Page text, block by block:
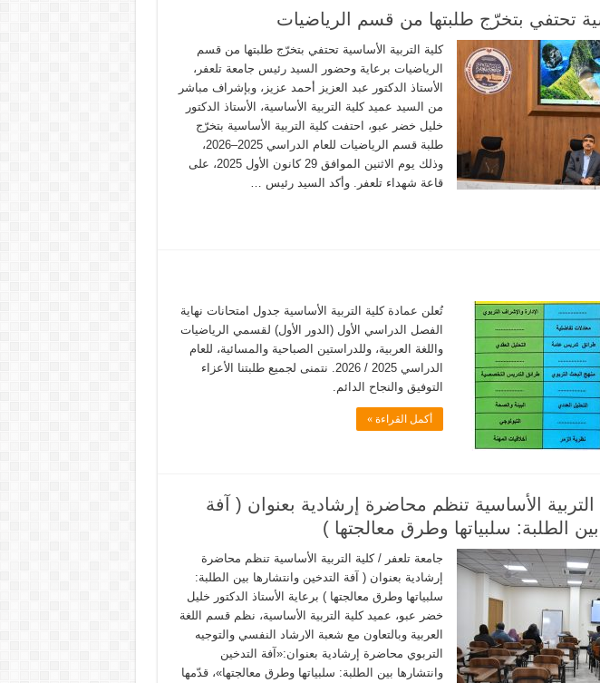
تحتفي بتخرّج طلبتها من قسم الرياضيات
كلية التربية الأساسية تحتفي بتخرّج طلبتها من قسم
الرياضيات برعاية وحضور السيد رئيس جامعة تلعفر،
الأستاذ الدكتور عبد العزيز أحمد عزيز، وبإشراف مباشر
من السيد عميد كلية التربية الأساسية، الأستاذ الدكتور
خليل خضر عبو، احتفت كلية التربية الأساسية بتخرّج
طلبة قسم الرياضيات للعام الدراسي 2025–2026،
وذلك يوم الاثنين الموافق 29 كانون الأول 2025، على
قاعة شهداء تلعفر. وأكد السيد رئيس …
تُعلن عمادة كلية التربية الأساسية جدول امتحانات نهاية
الفصل الدراسي الأول (الدور الأول) لقسمي الرياضيات
واللغة العربية، وللدراستين الصباحية والمسائية، للعام
الدراسي 2025 / 2026. نتمنى لجميع طلبتنا الأعزاء
التوفيق والنجاح الدائم.
أكمل القراءة »
الأساسية تنظم محاضرة إرشادية بعنوان ( آفة
بين الطلبة: سلبياتها وطرق معالجتها )
جامعة تلعفر / كلية التربية الأساسية تنظم محاضرة
إرشادية بعنوان ( آفة التدخين وانتشارها بين الطلبة:
سلبياتها وطرق معالجتها ) برعاية الأستاذ الدكتور خليل
خضر عبو، عميد كلية التربية الأساسية، نظم قسم اللغة
العربية وبالتعاون مع شعبة الارشاد النفسي والتوجيه
التربوي محاضرة إرشادية بعنوان:«آفة التدخين
وانتشارها بين الطلبة: سلبياتها وطرق معالجتها»، قدّمها